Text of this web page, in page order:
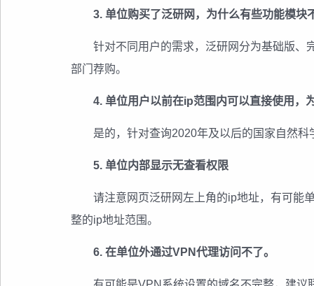
3. 单位购买了泛研网，为什么有些功能模块
针对不同用户的需求，泛研网分为基础版、
部门荐购。
4. 单位用户以前在ip范围内可以直接使用，
是的，针对查询2020年及以后的国家自然
5. 单位内部显示无查看权限
请注意网页泛研网左上角的ip地址，有可能
整的ip地址范围。
6. 在单位外通过VPN代理访问不了。